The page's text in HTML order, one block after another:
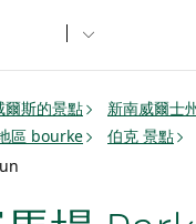
爾斯的景點
新南威爾士
區 bourke
伯克 景點